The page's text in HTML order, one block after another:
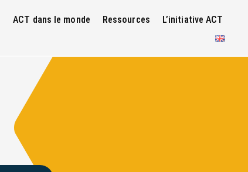
ACT dans le monde Ressources L’initiative ACT